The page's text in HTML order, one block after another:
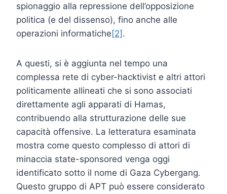
spionaggio alla repressione dell’opposizione
politica (e del dissenso), fino anche alle
operazioni informatiche[2].
A questi, si è aggiunta nel tempo una
complessa rete di cyber-hacktivist e altri attori
politicamente allineati che si sono associati
direttamente agli apparati di Hamas,
contribuendo alla strutturazione delle sue
capacità offensive. La letteratura esaminata
mostra come questo complesso di attori di
minaccia state-sponsored venga oggi
identificato sotto il nome di Gaza Cybergang.
Questo gruppo di APT può essere considerato